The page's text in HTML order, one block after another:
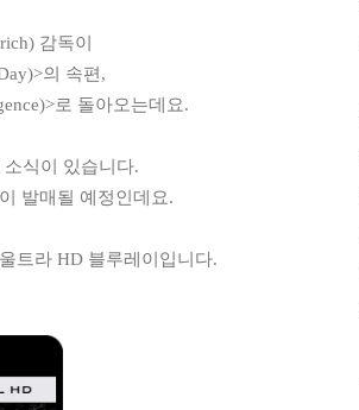
감독이
의 속편,
로 돌아오는데요.
식이 있습니다.
발매될 예정인데요.
트라 HD 블루레이입니다.